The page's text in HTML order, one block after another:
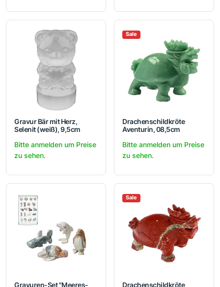
Gravur Bär mit Herz,
Selenit (weiß), 9,5cm
Bitte anmelden um Preise
zu sehen.
Sale
Drachenschildkröte
Aventurin, 08,5cm
Bitte anmelden um Preise
zu sehen.
Gravuren-Set "Meeres-
Sale
Drachenschildkröte